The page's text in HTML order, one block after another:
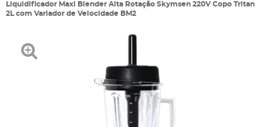
Liquidificador Maxi Blender Alta Rotação Skymsen 220V Copo Tritan
2L com Variador de Velocidade BM2